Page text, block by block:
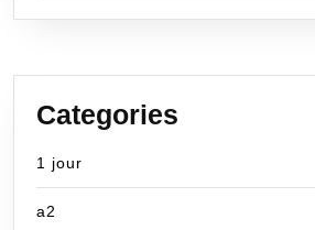
Categories
1 jour
a2